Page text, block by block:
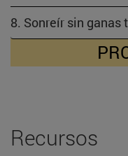
8. Sonreír sin ganas
Recursos